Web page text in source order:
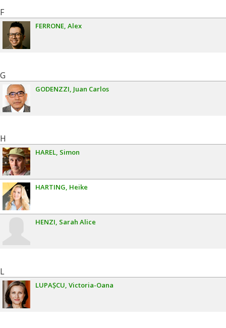
F
FERRONE Alex
G
GODENZZI Juan Carlos
H
HAREL Simon
HARTING Heike
HENZI Sarah Alice
L
LUPAȘCU Victoria-Oana